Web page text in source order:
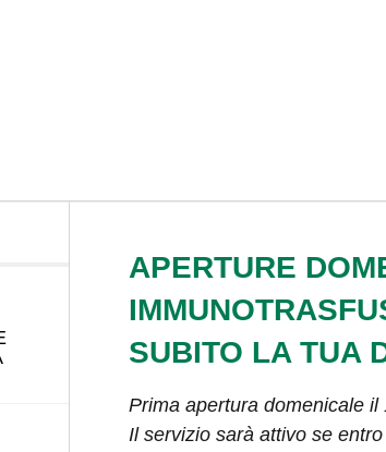
APERTURE
SUBITO LA TUA
Prima apertura domenicale
Il servizio sarà attivo se